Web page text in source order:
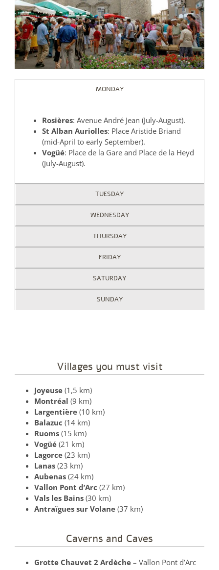
MONDAY
Rosières: Avenue André Jean (July-August).
St Alban Auriolles: Place Aristide Briand
(mid-April to early September).
Vogüé: Place de la Gare and Place de la Heyd
(July-August).
TUESDAY
WEDNESDAY
THURSDAY
FRIDAY
SATURDAY
SUNDAY
Villages you must visit
Joyeuse (1,5 km)
Montréal (9 km)
Largentière (10 km)
Balazuc (14 km)
Ruoms (15 km)
Vogüé (21 km)
Lagorce (23 km)
Lanas (23 km)
Aubenas (24 km)
Vallon Pont d’Arc (27 km)
Vals les Bains (30 km)
Antraïgues sur Volane (37 km)
Caverns and Caves
Grotte Chauvet 2 Ardèche – Vallon Pont d’Arc